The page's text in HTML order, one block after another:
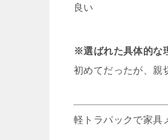
良い
※選ばれた具体的な
初めてだったが、親
軽トラパックで家具